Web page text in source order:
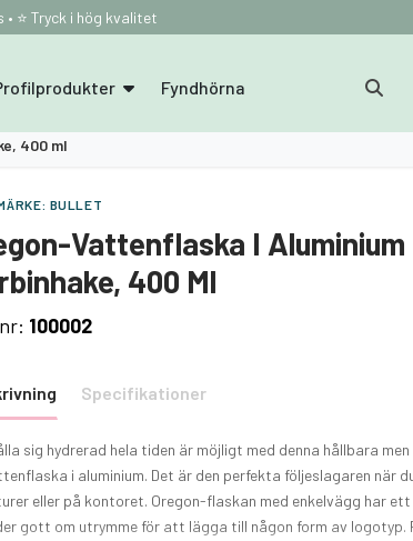
⭐ Tryck i hög kvalitet
Fyndhörna
400 ml
BULLET
Vattenflaska I Aluminium
400 Ml
100002
Specifikationer
sig hydrerad hela tiden är möjligt med denna hållbara
i aluminium. Det är den perfekta följeslagaren när
eller på kontoret. Oregon-flaskan med enkelvägg har
gott om utrymme för att lägga till någon form av logotyp.